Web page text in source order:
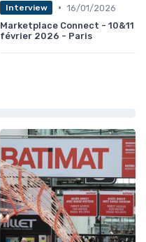
Interview • 16/01/2026
Marketplace Connect - 10&11
février 2026 - Paris